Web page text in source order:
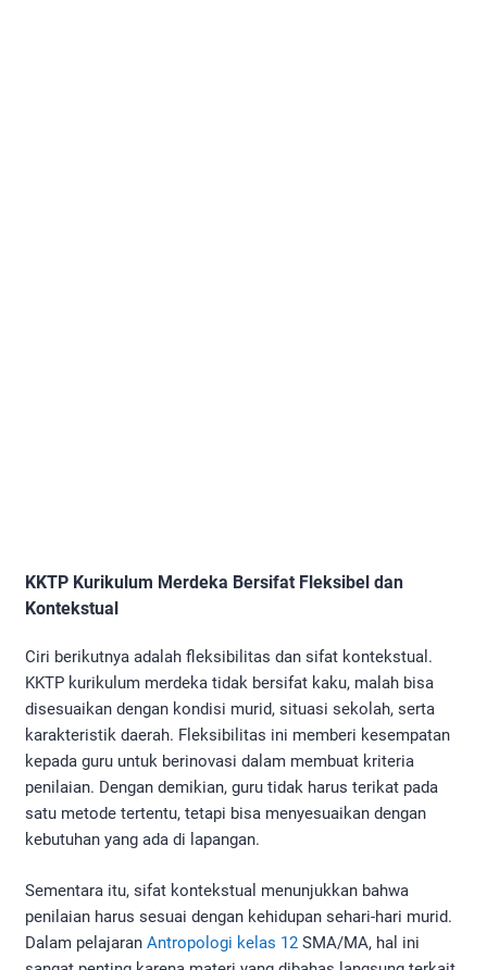
KKTP Kurikulum Merdeka Bersifat Fleksibel dan
Kontekstual
Ciri berikutnya adalah fleksibilitas dan sifat kontekstual.
KKTP kurikulum merdeka tidak bersifat kaku, malah bisa
disesuaikan dengan kondisi murid, situasi sekolah, serta
karakteristik daerah. Fleksibilitas ini memberi kesempatan
kepada guru untuk berinovasi dalam membuat kriteria
penilaian. Dengan demikian, guru tidak harus terikat pada
satu metode tertentu, tetapi bisa menyesuaikan dengan
kebutuhan yang ada di lapangan.
Sementara itu, sifat kontekstual menunjukkan bahwa
penilaian harus sesuai dengan kehidupan sehari-hari murid.
Dalam pelajaran Antropologi kelas 12 SMA/MA, hal ini